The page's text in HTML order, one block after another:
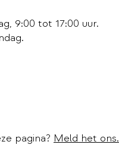
9:00 tot 17:00 uur.
pagina? Meld het ons.